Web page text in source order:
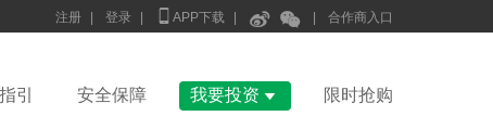
注册 登录  APP下载   合作商入口
引 安全保障 我要投资  限时抢购